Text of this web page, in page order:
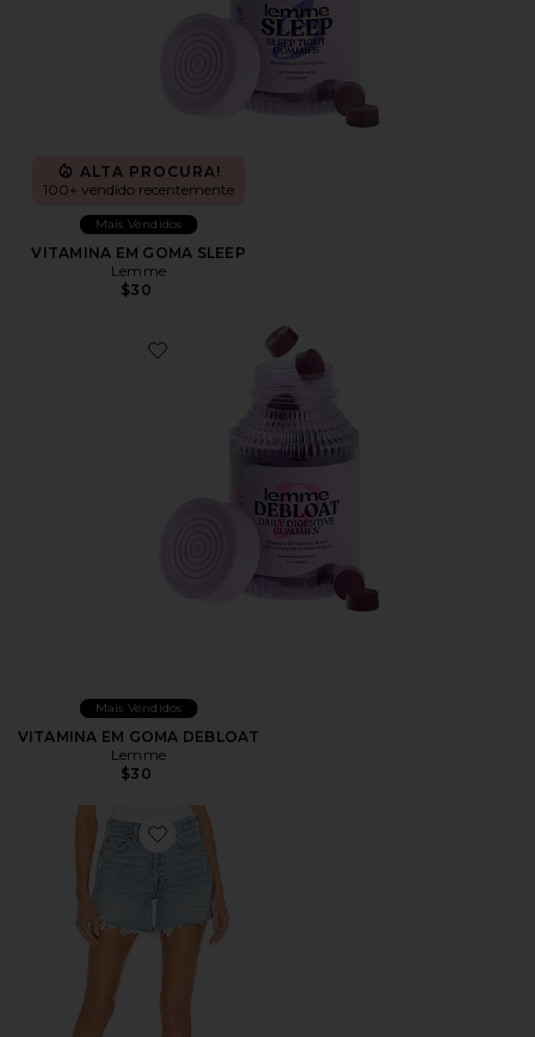
ALTA PROCURA!
100+ vendido recentemente
Mais Vendidos
VITAMINA EM GOMA SLEEP
Lemme
$30
Favorite VITAMINA EM GOMA DEBLOAT
Mais Vendidos
VITAMINA EM GOMA DEBLOAT
Lemme
$30
Favorite Parker Long Short